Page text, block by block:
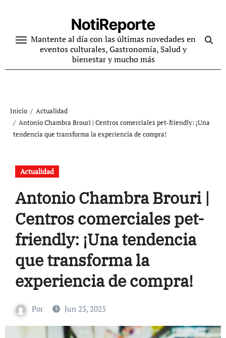
contenido
NotiReporte
Mantente al día con las últimas novedades en
eventos culturales, Gastronomía, Salud y
bienestar y mucho más
Inicio
Actualidad
Antonio Chambra Brouri | Centros comerciales pet-friendly: ¡Una
tendencia que transforma la experiencia de compra!
Actualidad
Antonio Chambra Brouri |
Centros comerciales pet-
friendly: ¡Una tendencia
que transforma la
experiencia de compra!
Por Jun 23, 2025